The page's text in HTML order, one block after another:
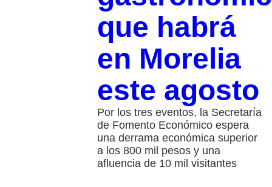
que habrá
en Morelia
este agosto
Por los tres eventos, la Secretaría
de Fomento Económico espera
una derrama económica superior
a los 800 mil pesos y una
afluencia de 10 mil visitantes